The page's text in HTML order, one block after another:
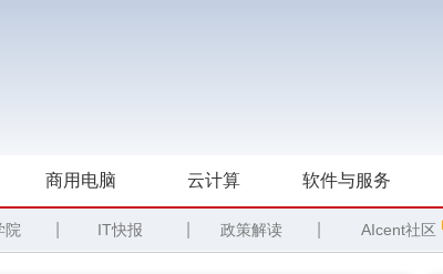
商用电脑 云计算 软件与服务
院 IT快报 政策解读 AIcent社区